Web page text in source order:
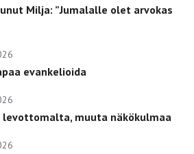
Milja: ”Jumalalle olet arvokas
evankelioida
muuta näkökulmaa